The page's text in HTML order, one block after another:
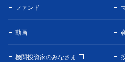
ファンド
動画
機関投資家のみなさま